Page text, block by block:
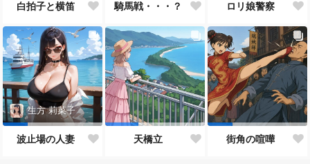
白拍子と横笛 騎馬戦・・・？ ロリ娘警察
生方 莉菜子
波止場の人妻 天橋立 街角の喧嘩